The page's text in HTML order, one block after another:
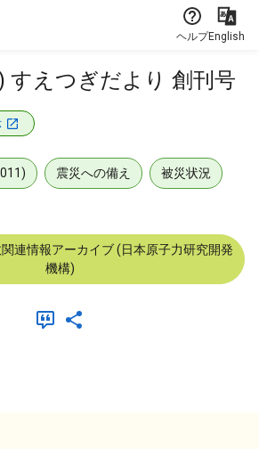
ヘルプEnglish
すえつぎだより 創刊号
震災への備え 被災状況
連情報アーカイブ (日本原子力研究開発
機構)